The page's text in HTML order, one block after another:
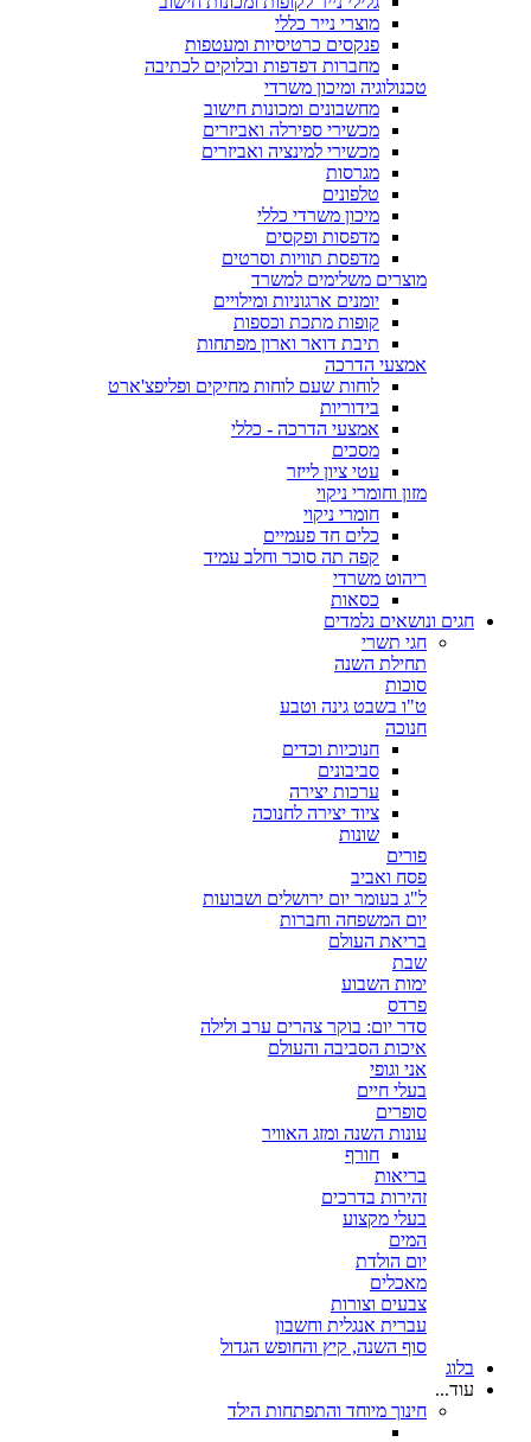
מוצרי נייר כללי
פנקסים כרטיסיות ומעטפות
מחברות דפדפות ובלוקים לכתיבה
טכנולוגיה ומיכון משרדי
מחשבונים ומכונות חישוב
מכשירי ספירלה ואביזרים
מכשירי למינציה ואביזרים
מגרסות
טלפונים
מיכון משרדי כללי
מדפסות ופקסים
מדפסת תוויות וסרטים
מוצרים משלימים למשרד
יומנים ארגוניות ומילויים
קופות מתכת וכספות
תיבת דואר וארון מפתחות
אמצעי הדרכה
לוחות שעם לוחות מחיקים ופליפצ'ארט
בידוריות
אמצעי הדרכה - כללי
מסכים
עטי ציון לייזר
מזון וחומרי ניקוי
חומרי ניקוי
כלים חד פעמיים
קפה תה סוכר וחלב עמיד
ריהוט משרדי
כסאות
חגים ונושאים נלמדים
חגי תשרי
תחילת השנה
סוכות
ט"ו בשבט גינה וטבע
חנוכה
חנוכיות וכדים
סביבונים
ערכות יצירה
ציוד יצירה לחנוכה
שונות
פורים
פסח ואביב
ל"ג בעומר יום ירושלים ושבועות
יום המשפחה וחברות
בריאת העולם
שבת
ימות השבוע
פרדס
סדר יום: בוקר צהרים ערב ולילה
איכות הסביבה והעולם
אני וגופי
בעלי חיים
סופרים
עונות השנה ומזג האוויר
חורף
בריאות
זהירות בדרכים
בעלי מקצוע
המים
יום הולדת
מאכלים
צבעים וצורות
עברית אנגלית וחשבון
סוף השנה, קיץ והחופש הגדול
בלוג
עוד...
חינוך מיוחד והתפתחות הילד